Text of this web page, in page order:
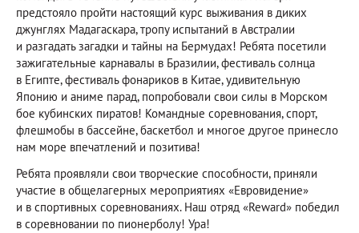
предстояло пройти настоящий курс выживания в диких
джунглях Мадагаскара, тропу испытаний в Австралии
и разгадать загадки и тайны на Бермудах! Ребята посетили
зажигательные карнавалы в Бразилии, фестиваль солнца
в Египте, фестиваль фонариков в Китае, удивительную
Японию и аниме парад, попробовали свои силы в Морском
бое кубинских пиратов! Командные соревнования, спорт,
флешмобы в бассейне, баскетбол и многое другое принесло
нам море впечатлений и позитива!
Ребята проявляли свои творческие способности, приняли
участие в общелагерных мероприятиях «Евровидение»
и в спортивных соревнованиях. Наш отряд «Reward» победил
в соревновании по пионерболу! Ура!